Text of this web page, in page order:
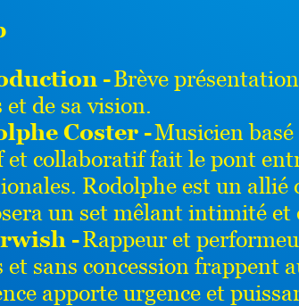
-Brève
et de sa vision.
Coster -Musicien
et collaboratif fait le pont
Rodolphe est un allié
un set mêlant intimité et
-Rappeur et
et sans concession frappent
apporte urgence et